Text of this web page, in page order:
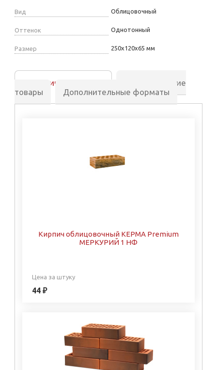
Вид Облицовочный
Оттенок Однотонный
Размер 250х120х65 мм
Аналогичные товары
Сопутствующие
товары
Дополнительные форматы
Кирпич облицовочный КЕРМА Premium
МЕРКУРИЙ 1 НФ
Цена за штуку
44 ₽